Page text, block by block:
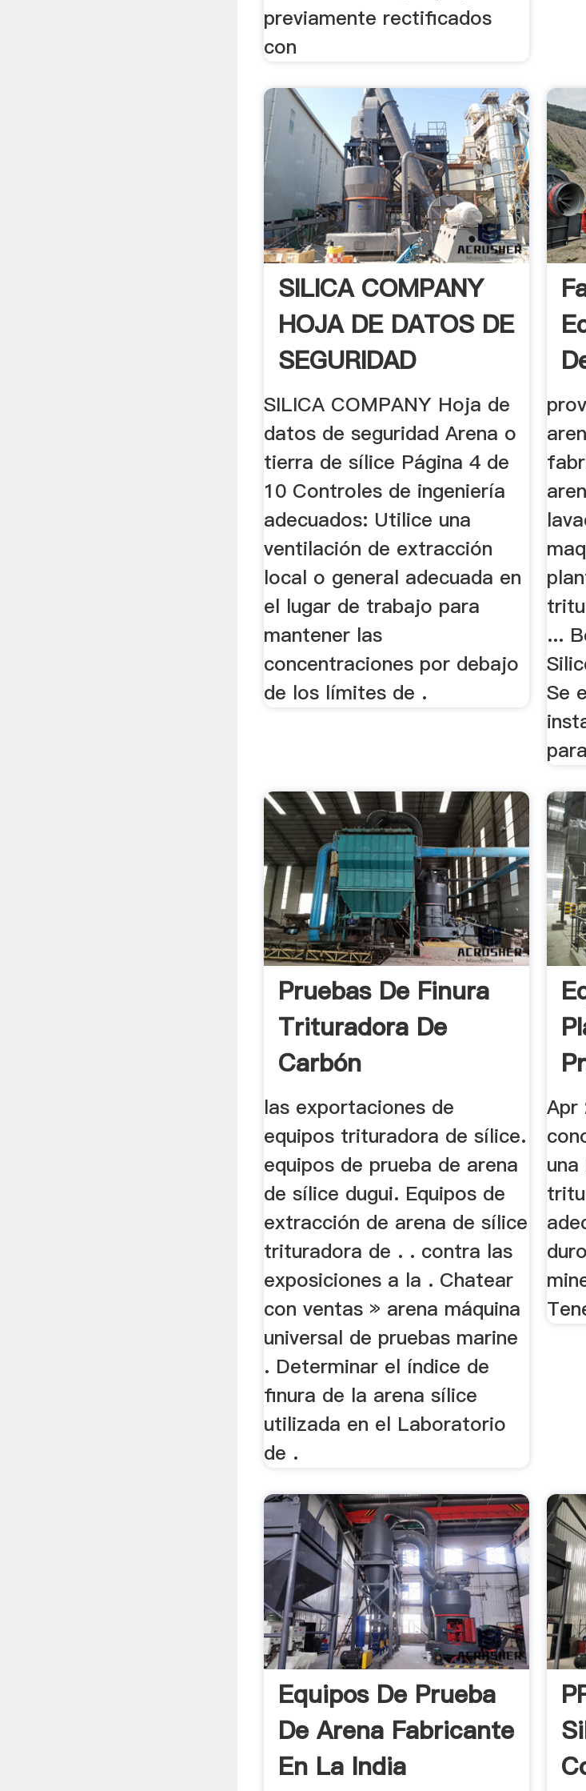
previamente rectificados
con
SILICA COMPANY
HOJA DE DATOS DE
SEGURIDAD
SILICA COMPANY Hoja de
datos de seguridad Arena o
tierra de sílice Página 4 de
10 Controles de ingeniería
adecuados: Utilice una
ventilación de extracción
local o general adecuada en
el lugar de trabajo para
mantener las
concentraciones por debajo
de los límites de .
...
Se
Pruebas De Finura
Trituradora De
Carbón
las exportaciones de
equipos trituradora de sílice.
equipos de prueba de arena
de sílice dugui. Equipos de
extracción de arena de sílice
trituradora de . . contra las
exposiciones a la . Chatear
con ventas » arena máquina
universal de pruebas marine
. Determinar el índice de
finura de la arena sílice
utilizada en el Laboratorio
de .
Apr
Equipos De Prueba
De Arena Fabricante
En La India